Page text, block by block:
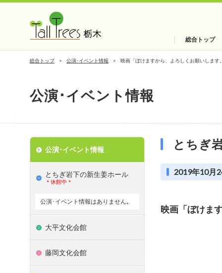
総合トップ
総合トップ 公演･イベント情報 映画「ぼけますから、よろしくお願いします
公演･イベント情報
とちぎ
2019年10月
映画「ぼけま
公演･イベント情報
とちぎ岩下の新⽣姜ホール
＊休館中＊
公演･イベント情報はありません｡
大平文化会館
藤岡文化会館